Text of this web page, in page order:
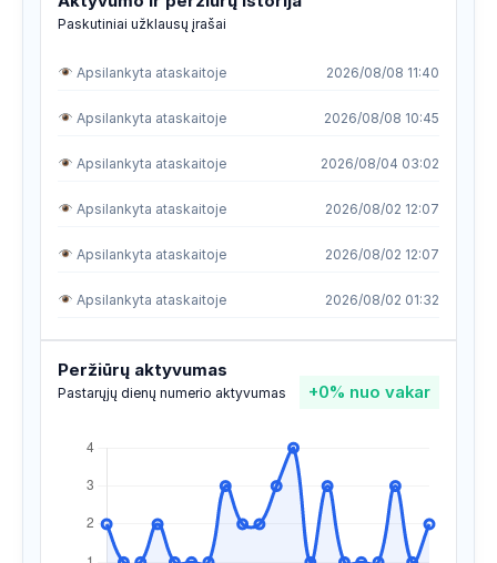
Paskutiniai užklausų įrašai
Apsilankyta ataskaitoje 2026/08/08 11:40
Apsilankyta ataskaitoje 2026/08/08 10:45
Apsilankyta ataskaitoje 2026/08/04 03:02
Apsilankyta ataskaitoje 2026/08/02 12:07
Apsilankyta ataskaitoje 2026/08/02 12:07
Apsilankyta ataskaitoje 2026/08/02 01:32
Apsilankyta ataskaitoje 2026/07/31 02:34
Apsilankyta ataskaitoje 2026/07/29 08:35
Apsilankyta ataskaitoje 2026/07/27 23:46
Apsilankyta ataskaitoje 2026/07/27 23:42
Peržiūrų aktyvumas
Pastarųjų dienų numerio aktyvumas +0% nuo vakar